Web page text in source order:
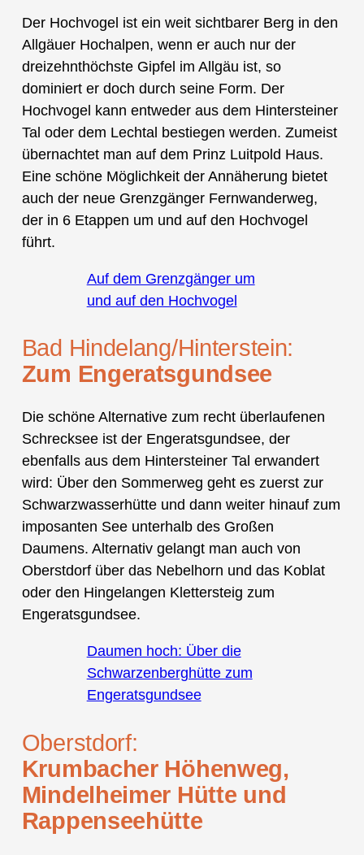
Der Hochvogel ist ein weit sichtbarer Berg in den
Allgäuer Hochalpen, wenn er auch nur der
dreizehnthöchste Gipfel im Allgäu ist, so
dominiert er doch durch seine Form. Der
Hochvogel kann entweder aus dem Hintersteiner
Tal oder dem Lechtal bestiegen werden. Zumeist
übernachtet man auf dem Prinz Luitpold Haus.
Eine schöne Möglichkeit der Annäherung bietet
auch der neue Grenzgänger Fernwanderweg,
der in 6 Etappen um und auf den Hochvogel
führt.
Auf dem Grenzgänger um
und auf den Hochvogel
Bad Hindelang/Hinterstein:
Zum Engeratsgundsee
Die schöne Alternative zum recht überlaufenen
Schrecksee ist der Engeratsgundsee, der
ebenfalls aus dem Hintersteiner Tal erwandert
wird: Über den Sommerweg geht es zuerst zur
Schwarzwasserhütte und dann weiter hinauf zum
imposanten See unterhalb des Großen
Daumens. Alternativ gelangt man auch von
Oberstdorf über das Nebelhorn und das Koblat
oder den Hingelangen Klettersteig zum
Engeratsgundsee.
Daumen hoch: Über die
Schwarzenberghütte zum
Engeratsgundsee
Oberstdorf:
Krumbacher Höhenweg,
Mindelheimer Hütte und
Rappenseehütte